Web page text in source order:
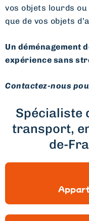
vos objets lourds
que de vos objets
Un déménagement
expérience sans
Contactez-nous
Spécialiste
transport,
de-